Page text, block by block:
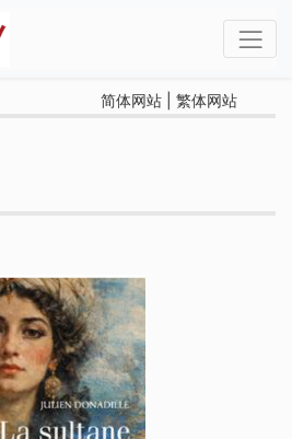
简体网站 繁体网站